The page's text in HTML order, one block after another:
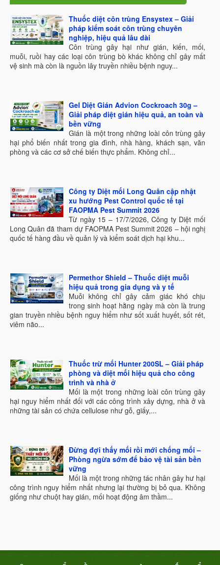
Thuốc diệt côn trùng Ensystex – Giải
pháp kiểm soát côn trùng chuyên
nghiệp, hiệu quả lâu dài
Côn trùng gây hại như gián, kiến, mối,
muỗi, ruồi hay các loại côn trùng bò khác không chỉ gây mất
vệ sinh mà còn là nguồn lây truyền nhiều bệnh nguy...
Gel Diệt Gián Advion Cockroach 30g –
Giải pháp diệt gián hiệu quả, an toàn và
bền vững
Gián là một trong những loài côn trùng gây
hại phổ biến nhất trong gia đình, nhà hàng, khách sạn, văn
phòng và các cơ sở chế biến thực phẩm. Không chỉ...
Công ty Diệt mối Long Quân cập nhật
xu hướng Pest Control quốc tế tại
FAOPMA Pest Summit 2026
Từ ngày 15 – 17/7/2026, Công ty Diệt mối
Long Quân đã tham dự FAOPMA Pest Summit 2026 – hội nghị
quốc tế hàng đầu về quản lý và kiểm soát dịch hại khu...
Permethor Shield – Thuốc diệt muỗi
hiệu quả trong gia dụng và y tế
Muỗi không chỉ gây cảm giác khó chịu
trong sinh hoạt hằng ngày mà còn là trung
gian truyền nhiều bệnh nguy hiểm như sốt xuất huyết, sốt rét,
viêm não...
Thuốc trừ mối Hunter 200SL – Giải pháp
phòng và diệt mối hiệu quả cho công
trình và nhà ở
Mối là một trong những loài côn trùng gây
hại nguy hiểm nhất đối với các công trình xây dựng, nhà ở và
những tài sản có chứa cellulose như gỗ, giấy,...
Đừng đợi thấy mối rồi mới chống mối –
Phòng ngừa sớm để bảo vệ tài sản bền
vững
Mối là một trong những tác nhân gây hư hại
công trình nguy hiểm nhất nhưng lại thường bị bỏ qua. Không
giống như chuột hay gián, mối hoạt động âm thầm...